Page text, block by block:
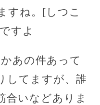
すね。[しつこ
すよ
あの件あって
してますが、誰
合いなどありま